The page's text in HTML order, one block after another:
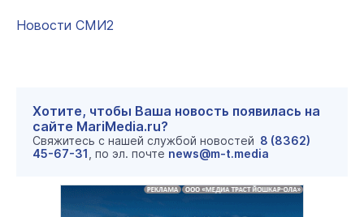
Новости СМИ2
Хотите, чтобы Ваша новость появилась на
сайте MariMedia.ru?
Свяжитесь с нашей службой новостей 8 (8362)
45-67-31 , по эл. почте news@m-t.media